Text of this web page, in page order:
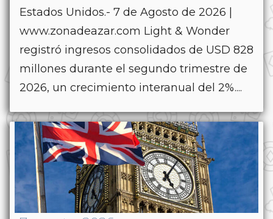
Estados Unidos.- 7 de Agosto de 2026 |
www.zonadeazar.com Light & Wonder
registró ingresos consolidados de USD 828
millones durante el segundo trimestre de
2026, un crecimiento interanual del 2%....